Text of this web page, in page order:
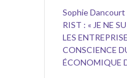
Sophie Dancourt
RIST : « JE NE
LES
CONSCIENCE
ÉCONOMIQUE